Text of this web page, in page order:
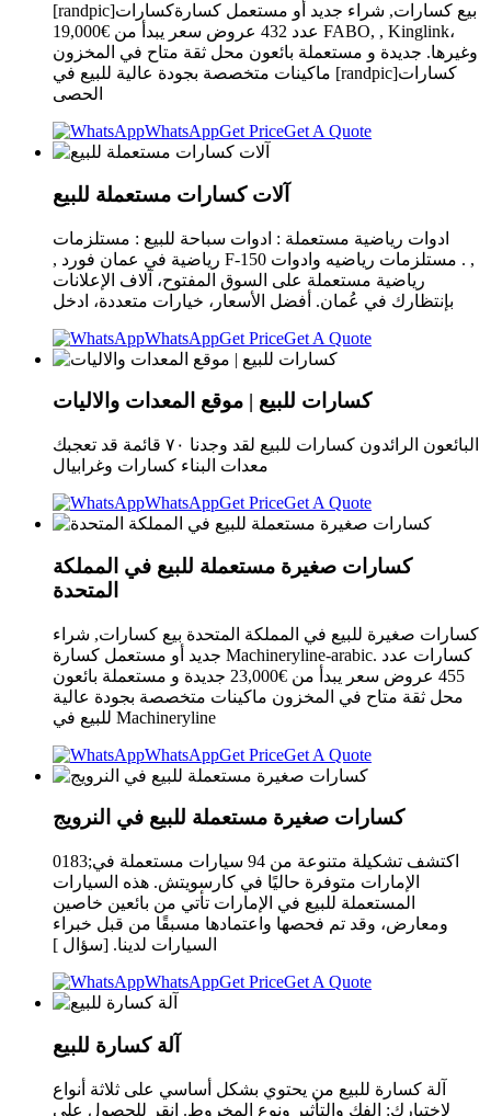
[randpic]بيع كسارات, شراء جديد أو مستعمل كسارةكسارات
عدد 432 عروض سعر يبدأ من €19,000 FABO, , Kinglink،
وغيرها. جديدة و مستعملة بائعون محل ثقة متاح في المخزون
ماكينات متخصصة بجودة عالية للبيع في [randpic]كسارات
الحصى
WhatsAppGet PriceGet A Quote
آلات كسارات مستعملة للبيع
ادوات رياضية مستعملة : ادوات سباحة للبيع : مستلزمات
رياضية في عمان فورد ‏,‏ F-150 ‏,‏ ‏. مستلزمات رياضيه وادوات
رياضية مستعملة على السوق المفتوح، آلاف الإعلانات
بإنتظارك في عُمان. أفضل الأسعار، خيارات متعددة، ادخل
WhatsAppGet PriceGet A Quote
كسارات للبيع | موقع المعدات والاليات
البائعون الرائدون كسارات للبيع لقد وجدنا ٧٠ قائمة قد تعجبك
معدات البناء كسارات وغرابيال
WhatsAppGet PriceGet A Quote
كسارات صغيرة مستعملة للبيع في المملكة
المتحدة
كسارات صغيرة للبيع في المملكة المتحدة بيع كسارات, شراء
جديد أو مستعمل كسارة Machineryline-arabic. كسارات عدد
455 عروض سعر يبدأ من €23,000 جديدة و مستعملة بائعون
محل ثقة متاح في المخزون ماكينات متخصصة بجودة عالية
للبيع في Machineryline
WhatsAppGet PriceGet A Quote
كسارات صغيرة مستعملة للبيع في النرويج
0183;اكتشف تشكيلة متنوعة من 94 سيارات مستعملة في
الإمارات متوفرة حاليًا في كارسويتش. هذه السيارات
المستعملة للبيع في الإمارات تأتي من بائعين خاصين
ومعارض، وقد تم فحصها واعتمادها مسبقًا من قبل خبراء
السيارات لدينا. [سؤال ]
WhatsAppGet PriceGet A Quote
آلة كسارة للبيع
آلة كسارة للبيع من يحتوي بشكل أساسي على ثلاثة أنواع
لاختيارك: الفك والتأثير ونوع المخروط. انقر للحصول على